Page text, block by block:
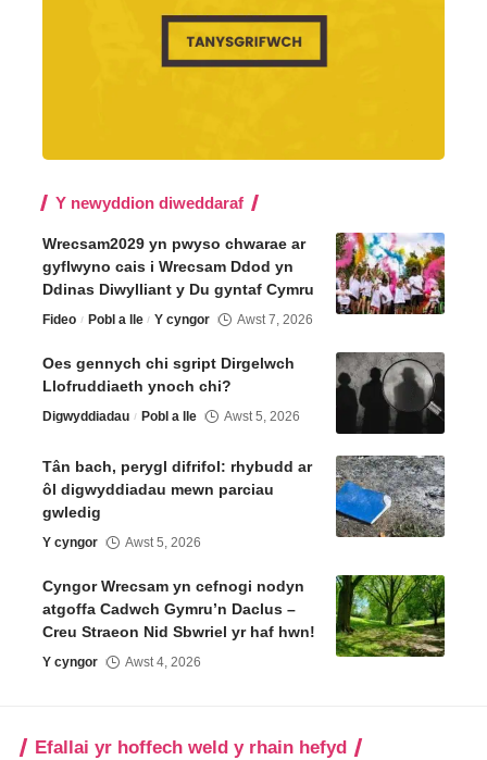
Y newyddion diweddaraf
Wrecsam2029 yn pwyso chwarae ar
gyflwyno cais i Wrecsam Ddod yn
Ddinas Diwylliant y Du gyntaf Cymru
Fideo Pobl a lle Y cyngor Awst 7, 2026
Oes gennych chi sgript Dirgelwch
Llofruddiaeth ynoch chi?
Digwyddiadau Pobl a lle Awst 5, 2026
Tân bach, perygl difrifol: rhybudd ar
ôl digwyddiadau mewn parciau
gwledig
Y cyngor Awst 5, 2026
Cyngor Wrecsam yn cefnogi nodyn
atgoffa Cadwch Gymru’n Daclus –
Creu Straeon Nid Sbwriel yr haf hwn!
Y cyngor Awst 4, 2026
Efallai yr hoffech weld y rhain hefyd